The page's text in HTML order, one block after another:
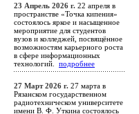
23 Апрель 2026 г. 22 апреля в
пространстве «Точка кипения»
состоялось яркое и насыщенное
мероприятие для студентов
вузов и колледжей, посвящённое
возможностям карьерного роста
в сфере информационных
технологий. подробнее
27 Март 2026 г. 27 марта в
Рязанском государственном
радиотехническом университете
имени В. Ф. Уткина состоялось